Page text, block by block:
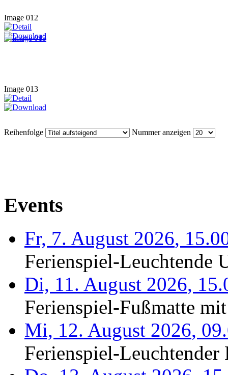
Image 012
Image 013
Reihenfolge Nummer anzeigen
Events
Fr, 7. August 2026,
Ferienspiel-Leuchtende
Di, 11. August 2026,
Ferienspiel-Fußmatte
Mi, 12. August 2026,
Ferienspiel-Leuchtender